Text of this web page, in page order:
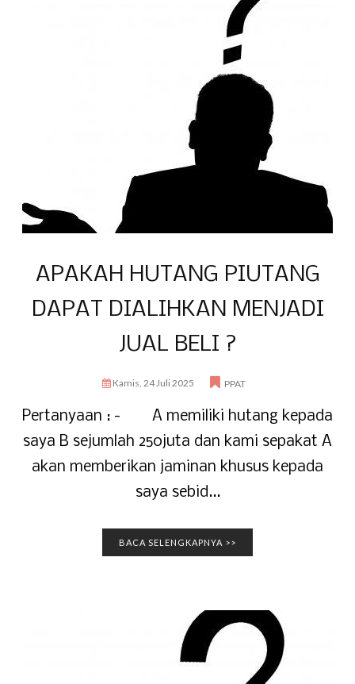
APAKAH HUTANG PIUTANG
DAPAT DIALIHKAN MENJADI
JUAL BELI ?
Kamis, 24 Juli 2025 PPAT
Pertanyaan : - A memiliki hutang kepada
saya B sejumlah 250juta dan kami sepakat A
akan memberikan jaminan khusus kepada
saya sebid...
BACA SELENGKAPNYA >>